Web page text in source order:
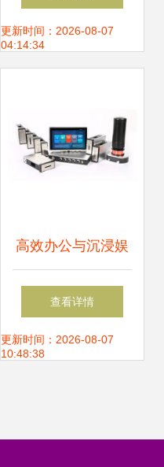
竞鼠标的不朽印记
更新时间：2026-08-07
04:14:34
高效办公与沉浸娱
乐的得力助手 全方
位电脑外设产品指
查看详情
更新时间：2026-08-07
10:48:38